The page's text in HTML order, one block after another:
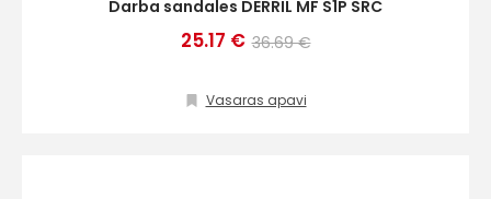
Darba sandales DERRIL MF S1P SRC
25.17 € 36.69 €
Vasaras apavi